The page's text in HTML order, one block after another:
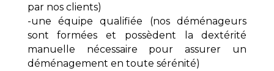
par nos clients)
-une équipe qualifiée (nos déménageurs
sont formées et possèdent la dextérité
manuelle nécessaire pour assurer un
déménagement en toute sérénité)